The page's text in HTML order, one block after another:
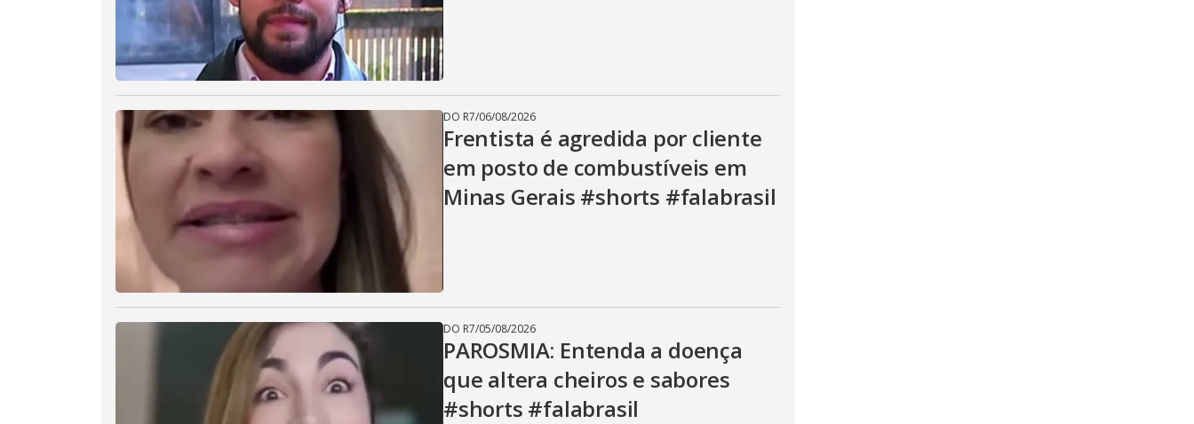
DO R7/06/08/2026
Frentista é agredida por cliente
em posto de combustíveis em
Minas Gerais #shorts #falabrasil
DO R7/05/08/2026
PAROSMIA: Entenda a doença
que altera cheiros e sabores
#shorts #falabrasil